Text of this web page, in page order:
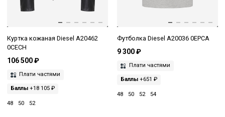
Куртка кожаная Diesel A20462
0CECH
106 500 ₽
Плати частями
Баллы +18 105 ₽
48 50 52
Футболка Diesel A20036 0EPCA
9 300 ₽
Плати частями
Баллы+651 ₽
48 50 52 54